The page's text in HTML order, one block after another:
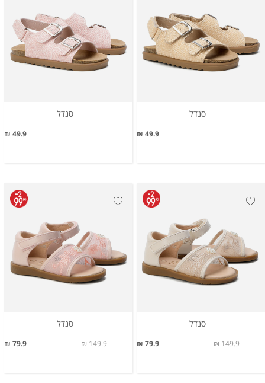
סנדל
49.9 ₪
סנדל
49.9 ₪
סנדל
79.9 ₪ 149.9 ₪
סנדל
79.9 ₪ 149.9 ₪